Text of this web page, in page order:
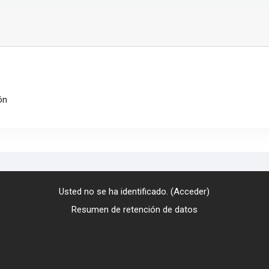
Usted no se ha identificado. (Acceder)
Resumen de retención de datos